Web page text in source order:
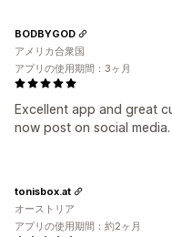
Excellent app and great
now post on social media.
BODBYGOD
アメリカ合衆国
アプリの使用期間：3ヶ月
tonisbox.at
オーストリア
アプリの使用期間：約2ヶ月